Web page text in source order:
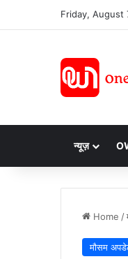
Friday, August
न्यूज़
Home /
मौसम